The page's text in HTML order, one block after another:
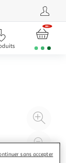
à
sans accepter